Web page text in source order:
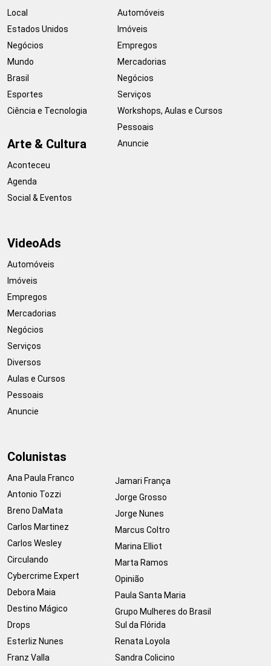
Local
Estados Unidos
Negócios
Mundo
Brasil
Esportes
Ciência e Tecnologia
Arte & Cultura
Aconteceu
Agenda
Social & Eventos
Automóveis
Imóveis
Empregos
Mercadorias
Negócios
Serviços
Workshops, Aulas e Cursos
Pessoais
Anuncie
VideoAds
Automóveis
Imóveis
Empregos
Mercadorias
Negócios
Serviços
Diversos
Aulas e Cursos
Pessoais
Anuncie
Colunistas
Ana Paula Franco
Antonio Tozzi
Breno DaMata
Carlos Martinez
Carlos Wesley
Circulando
Cybercrime Expert
Debora Maia
Destino Mágico
Drops
Esterliz Nunes
Franz Valla
Jamari França
Jorge Grosso
Jorge Nunes
Marcus Coltro
Marina Elliot
Marta Ramos
Opinião
Paula Santa Maria
Grupo Mulheres do Brasil
Sul da Flórida
Renata Loyola
Sandra Colicino